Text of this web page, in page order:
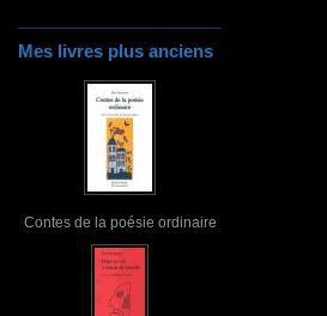
Mes livres plus anciens
Contes de la poésie ordinaire